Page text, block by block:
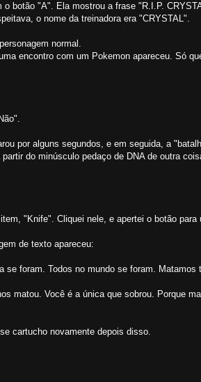
botão "A". Ela mostrou a frase "R.I.P.
o nome da treinadora era "CRYSTAL".
normal.
encontro com um Pokemon apareceu. Só
por alguns segundos, e em seguida, a
do minúsculo pedaço de DNA de outra
"Knife". Cliquei nele, e apertei o botão para
de texto apareceu:
foram. Todos no mundo se foram. Matamos
matou. Você é a única que sobrou. Porque
cartucho novamente depois disso.